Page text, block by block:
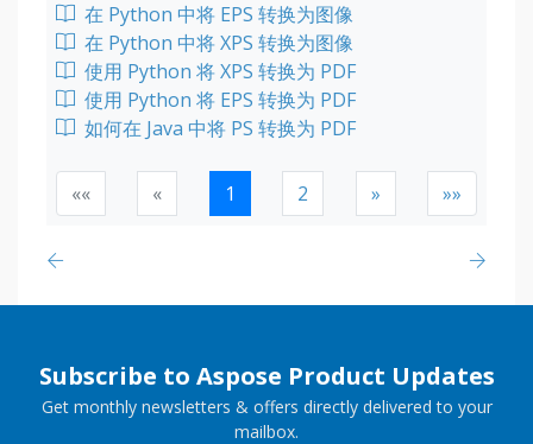
在 Python 中将 EPS 转换为图像
在 Python 中将 XPS 转换为图像
使用 Python 将 XPS 转换为 PDF
使用 Python 将 EPS 转换为 PDF
如何在 Java 中将 PS 转换为 PDF
«« « 1 2 » »»
Subscribe to Aspose Product Updates
Get monthly newsletters & offers directly delivered to your
mailbox.